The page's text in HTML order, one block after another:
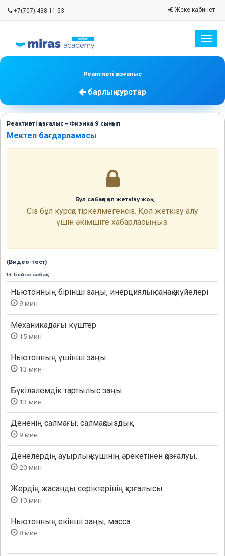
+7(707) 438 11 53 Жеке кабинет
Реактивтi қозғалыс
барлық курстар
Реактивтi қозғалыс – Физика 9 сынып
Мектеп бағдарламасы
Бұл сабаққа қол жеткізу жоқ
Сіз бұл курсқа тіркелмегенсіз. Қол жеткізу алу
үшін әкімшіге хабарласыңыз.
(Видео-тест)
14 бейне сабақ
Ньютонның бiрiншi заңы, инерциялық санақ жүйелерi
9 мин
Механикадағы күштер
15 мин
Ньютонның үшінші заңы
13 мин
Бүкiләлемдiк тартылыс заңы
13 мин
Дененің салмағы, салмақсыздық
9 мин
Денелердiң ауырлық күшiнiң әрекетiнен қозғалуы.
20 мин
Жердің жасанды серіктерінің қозғалысы
10 мин
Ньютонның екiншi заңы, масса
8 мин